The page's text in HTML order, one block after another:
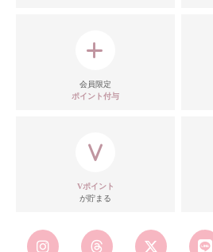
会員限定
ポイント付与
Vポイント
が貯まる